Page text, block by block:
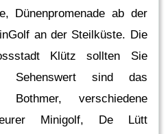
Dünenpromenade ab der
an der Steilküste. Die
Klütz sollten Sie
Sehenswert sind das
Bothmer, verschiedene
Minigolf, De Lütt